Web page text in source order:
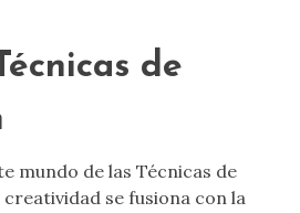
Técnicas de
mundo de las Técnicas de
se fusiona con la